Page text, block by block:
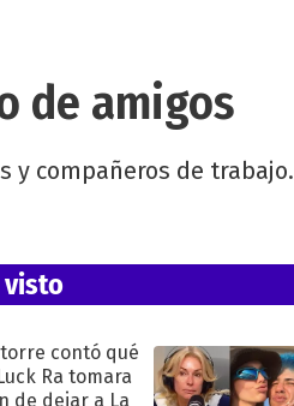
de amigos
y compañeros de trabajo.
visto
contó qué
Ra tomara
de dejar a La